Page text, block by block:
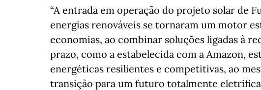
“A entrada em operação do projeto solar de
energias renováveis se tornaram um motor
economias, ao combinar soluções ligadas à
prazo, como a estabelecida com a Amazon,
energéticas resilientes e competitivas, ao
transição para um futuro totalmente